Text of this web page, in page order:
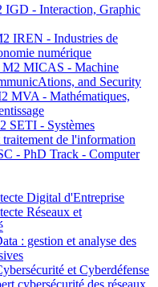
- Interaction, Graphic
IREN - Industries de
numérique
MICAS - Machine
and Security
MVA - Mathématiques,
SETI - Systèmes
traitement de l'information
- PhD Track - Computer
Digital d'Entreprise
Réseaux et
: gestion et analyse des
et Cyberdéfense
cybersécurité des réseaux